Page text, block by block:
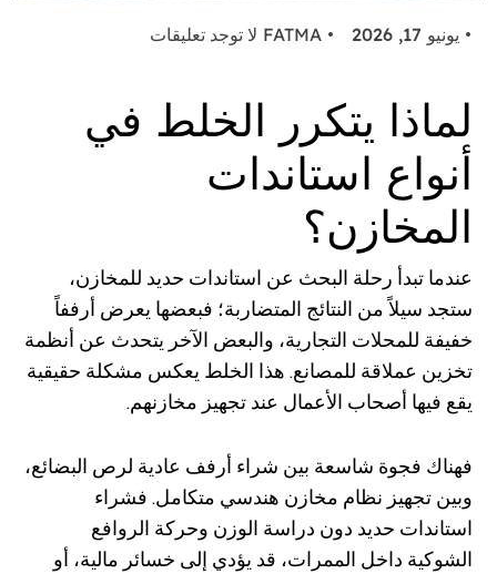
يونيو 17, 2026 FATMA لا توجد تعليقات
لماذا يتكرر الخلط في
أنواع استاندات
المخازن؟
عندما تبدأ رحلة البحث عن استاندات حديد للمخازن،
ستجد سيلاً من النتائج المتضاربة؛ فبعضها يعرض أرففاً
خفيفة للمحلات التجارية، والبعض الآخر يتحدث عن أنظمة
تخزين عملاقة للمصانع. هذا الخلط يعكس مشكلة حقيقية
يقع فيها أصحاب الأعمال عند تجهيز مخازنهم.
فهناك فجوة شاسعة بين شراء أرفف عادية لرص البضائع،
وبين تجهيز نظام مخازن هندسي متكامل. فشراء
استاندات حديد دون دراسة الوزن وحركة الروافع
الشوكية داخل الممرات، قد يؤدي إلى خسائر مالية، أو